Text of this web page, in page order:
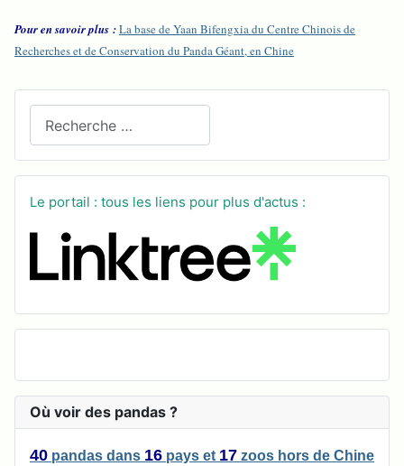
Le portail : tous les liens pour plus d'actus :
Où voir des pandas ?
40 pandas dans 16 pays et 17 zoos hors de Chine
Pour en savoir plus :La base de Yaan Bifengxia du Centre Chinois de
Recherches et de Conservation du Panda Géant, en Chine